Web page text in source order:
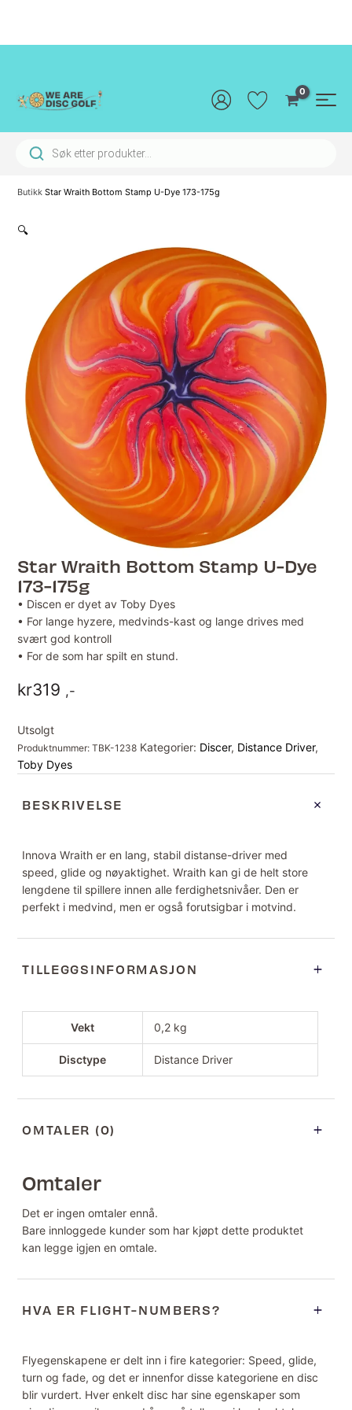
innholdet
Products search
Butikk Star Wraith Bottom Stamp U-Dye 173-175g
🔍
Star Wraith Bottom Stamp U-Dye
173-175g
• Discen er dyet av Toby Dyes
• For lange hyzere, medvinds-kast og lange drives med
svært god kontroll
• For de som har spilt en stund.
kr319 ,-
Utsolgt
Produktnummer:TBK-1238 Kategorier: Discer, Distance Driver,
Toby Dyes
BESKRIVELSE
Innova Wraith er en lang, stabil distanse-driver med
speed, glide og nøyaktighet. Wraith kan gi de helt store
lengdene til spillere innen alle ferdighetsnivåer. Den er
perfekt i medvind, men er også forutsigbar i motvind.
TILLEGGSINFORMASJON
Vekt 0,2 kg
Disctype Distance Driver
OMTALER (0)
Omtaler
Det er ingen omtaler ennå.
Bare innloggede kunder som har kjøpt dette produktet
kan legge igjen en omtale.
HVA ER FLIGHT-NUMBERS?
Flyegenskapene er delt inn i fire kategorier: Speed, glide,
turn og fade, og det er innenfor disse kategoriene en disc
blir vurdert. Hver enkelt disc har sine egenskaper som